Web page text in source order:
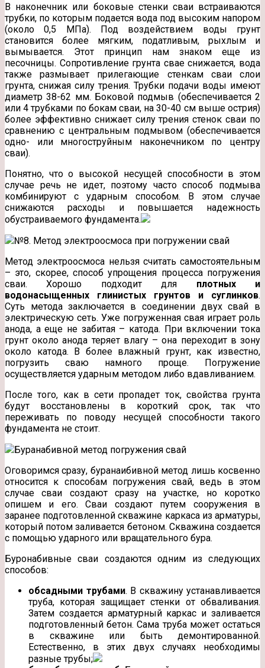
В наконечник или боковые стенки сваи встраиваются
трубки, по которым подается вода под высоким напором
(около 0,5 МПа). Под воздействием воды грунт
становится более мягким, податливым, рыхлым и
вымывается. Этот принцип нам знаком еще из
песочницы. Сопротивление грунта свае снижается, вода
также размывает прилегающие стенкам сваи слои
грунта, снижая силу трения. Трубки подачи воды имеют
диаметр 38-62 мм. Боковой подмыв (обеспечивается 2
или 4 трубками по бокам сваи, на 30-40 см выше острия)
более эффективно снижает силу трения стенок сваи по
сравнению с центральным подмывом (обеспечивается
одно- или многоструйным наконечником по центру
сваи).
Понятно, что о высокой несущей способности в этом
случае речь не идет, поэтому часто способ подмыва
комбинируют с ударным способом. В этом случае
снижаются расходы и повышается надежность
обустраиваемого фундамента.
№8. Метод электроосмоса при погружении свай
Метод электроосмоса нельзя считать самостоятельным
– это, скорее, способ упрощения процесса погружения
сваи. Хорошо подходит для плотных и
водонасыщенных глинистых грунтов и суглинков.
Суть метода заключается в соединении двух свай в
электрическую сеть. Уже погруженная свая играет роль
анода, а еще не забитая – катода. При включении тока
грунт около анода теряет влагу – она переходит в зону
около катода. В более влажный грунт, как известно,
погрузить сваю намного проще. Погружение
осуществляется ударным методом либо вдавливанием.
После того, как в сети пропадет ток, свойства грунта
будут восстановлены в короткий срок, так что
переживать по поводу несущей способности такого
фундамента не стоит.
Буранабивной метод погружения свай
Оговоримся сразу, буранаибивной метод лишь косвенно
относится к способам погружения свай, ведь в этом
случае сваи создают сразу на участке, но коротко
опишем и его. Сваи создают путем сооружения в
заранее подготовленной скважине каркаса из арматуры,
который потом заливается бетоном. Скважина создается
с помощью ударного или вращательного бура.
Буронабивные сваи создаются одним из следующих
способов:
обсадными трубами. В скважину устанавливается
труба, которая защищает стенки от обваливания.
Затем создается арматурный каркас и заливается
подготовленный бетон. Сама труба может остаться
в скважине или быть демонтированной.
Естественно, в этих двух случаях необходимы
разные трубы;